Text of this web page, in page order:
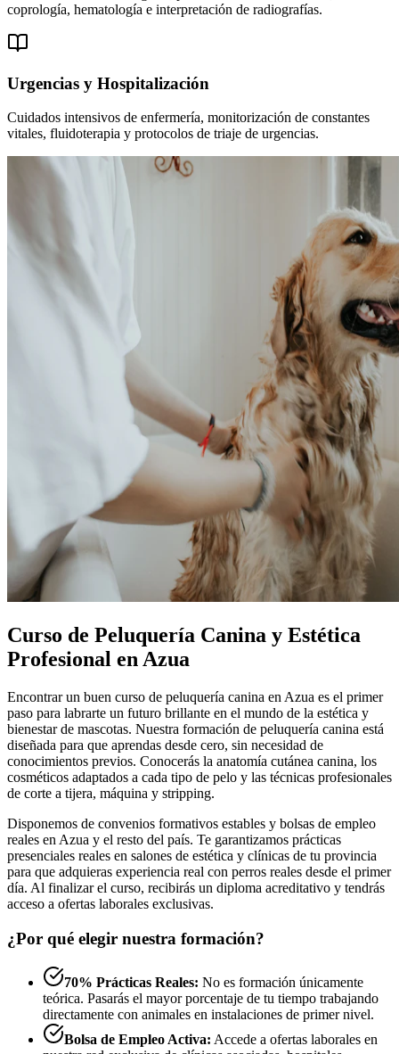
coprología, hematología e interpretación de radiografías.
Urgencias y Hospitalización
Cuidados intensivos de enfermería, monitorización de constantes
vitales, fluidoterapia y protocolos de triaje de urgencias.
Curso de Peluquería Canina y Estética
Profesional en Azua
Encontrar un buen curso de peluquería canina en Azua es el primer
paso para labrarte un futuro brillante en el mundo de la estética y
bienestar de mascotas. Nuestra formación de peluquería canina está
diseñada para que aprendas desde cero, sin necesidad de
conocimientos previos. Conocerás la anatomía cutánea canina, los
cosméticos adaptados a cada tipo de pelo y las técnicas profesionales
de corte a tijera, máquina y stripping.
Disponemos de convenios formativos estables y bolsas de empleo
reales en Azua y el resto del país. Te garantizamos prácticas
presenciales reales en salones de estética y clínicas de tu provincia
para que adquieras experiencia real con perros reales desde el primer
día. Al finalizar el curso, recibirás un diploma acreditativo y tendrás
acceso a ofertas laborales exclusivas.
¿Por qué elegir nuestra formación?
70% Prácticas Reales: No es formación únicamente
teórica. Pasarás el mayor porcentaje de tu tiempo trabajando
directamente con animales en instalaciones de primer nivel.
Bolsa de Empleo Activa: Accede a ofertas laborales en